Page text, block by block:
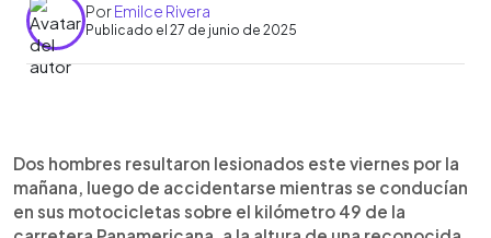
PorEmilce Rivera
Publicado el 27 de junio de 2025
Escuchar artículo
Dos hombres resultaron lesionados este viernes por la
mañana, luego de accidentarse mientras se conducían
en sus motocicletas sobre el kilómetro 49 de la